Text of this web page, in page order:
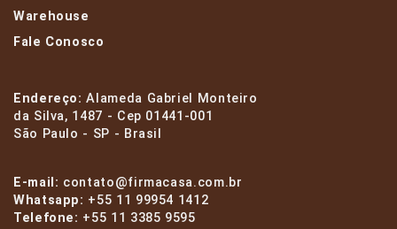
Warehouse
Fale Conosco
Endereço:Alameda Gabriel Monteiro
da Silva, 1487 - Cep 01441-001
São Paulo - SP - Brasil
E-mail: contato@firmacasa.com.br
Whatsapp: +55 11 99954 1412
Telefone: +55 11 3385 9595